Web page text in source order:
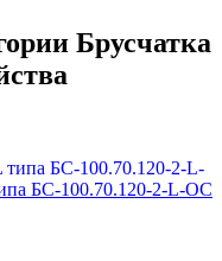
Брусчатка
БС-100.70.120-2-L-ОС